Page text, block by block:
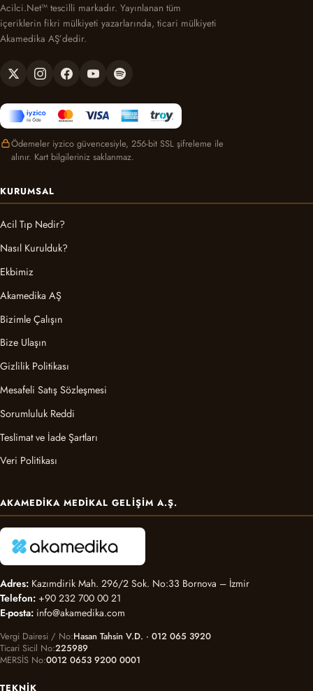
Acilci.Net™ tescilli markadır. Yayınlanan tüm
içeriklerin fikri mülkiyeti yazarlarında, ticari mülkiyeti
Akamedika AŞ’dedir.
Ödemeler iyzico güvencesiyle, 256-bit SSL şifreleme ile
alınır. Kart bilgileriniz saklanmaz.
KURUMSAL
Acil Tıp Nedir?
Nasıl Kurulduk?
Ekbimiz
Akamedika AŞ
Bizimle Çalışın
Bize Ulaşın
Gizlilik Politikası
Mesafeli Satış Sözleşmesi
Sorumluluk Reddi
Teslimat ve İade Şartları
Veri Politikası
AKAMEDIKA MEDIKAL GELIŞIM A.Ş.
Adres: Kazımdirik Mah. 296/2 Sok. No:33 Bornova – İzmir
Telefon: +90 232 700 00 21
E-posta: info@akamedika.com
Vergi Dairesi / No Hasan Tahsin V.D. · 012 065 3920
Ticari Sicil No 225989
MERSİS No 0012 0653 9200 0001
TEKNIK